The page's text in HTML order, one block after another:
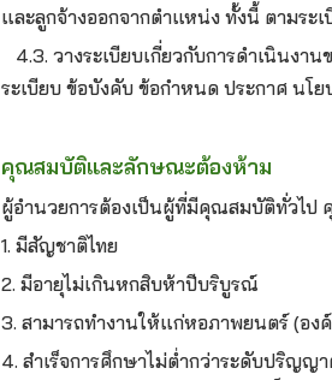
และลูกจ้างออกจากตำแหน่ง ทั้งนี้ ตามร
4.3. วางระเบียบเกี่ยวกับการดำเนินง
ระเบียบ ข้อบังคับ ข้อกำหนด ประกาศ นโ
คุณสมบัติและลักษณะต้องห้าม
ผู้อำนวยการต้องเป็นผู้ที่มีคุณสมบัติทั่วไ
1. มีสัญชาติไทย
2. มีอายุไม่เกินหกสิบห้าปีบริบูรณ์
3. สามารถทำงานให้แก่หอภาพยนตร์ (อง
4. สำเร็จการศึกษาไม่ต่ำกว่าระดับปริญญ